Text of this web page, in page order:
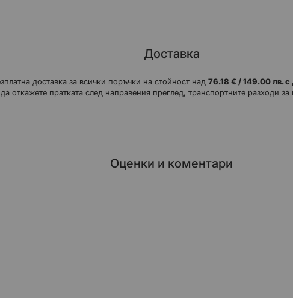
Доставка
доставка за всички поръчки на стойност над 76.18 € / 149.00 лв.
откажете пратката след направения преглед, транспортните разходи
Оценки и коментари